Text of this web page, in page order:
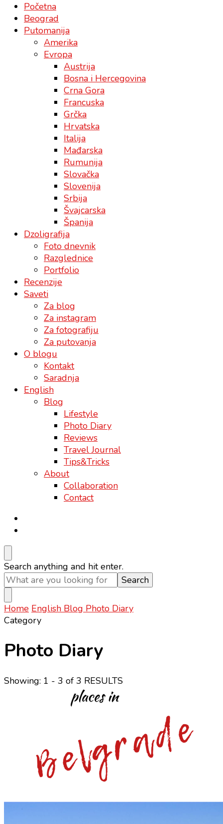
Početna
Beograd
Putomanija
Amerika
Evropa
Austrija
Bosna i Hercegovina
Crna Gora
Francuska
Grčka
Hrvatska
Italija
Mađarska
Rumunija
Slovačka
Slovenija
Srbija
Švajcarska
Španija
Dzoligrafija
Foto dnevnik
Razglednice
Portfolio
Recenzije
Saveti
Za blog
Za instagram
Za fotografiju
Za putovanja
O blogu
Kontakt
Saradnja
English
Blog
Lifestyle
Photo Diary
Reviews
Travel Journal
Tips&Tricks
About
Collaboration
Contact
Looking
for
Something?
Search anything and hit enter.
Home English Blog Photo Diary
Category
Photo Diary
Showing: 1 - 3 of 3 RESULTS